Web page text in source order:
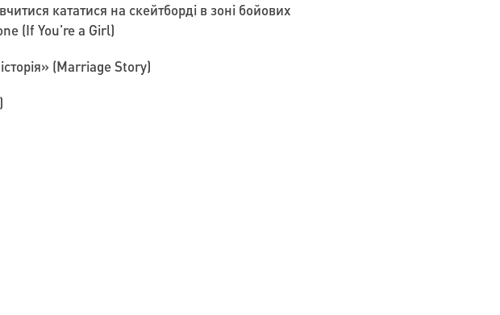
кататися на скейтборді в зоні бойових
(If You're a Girl)
(Marriage Story)